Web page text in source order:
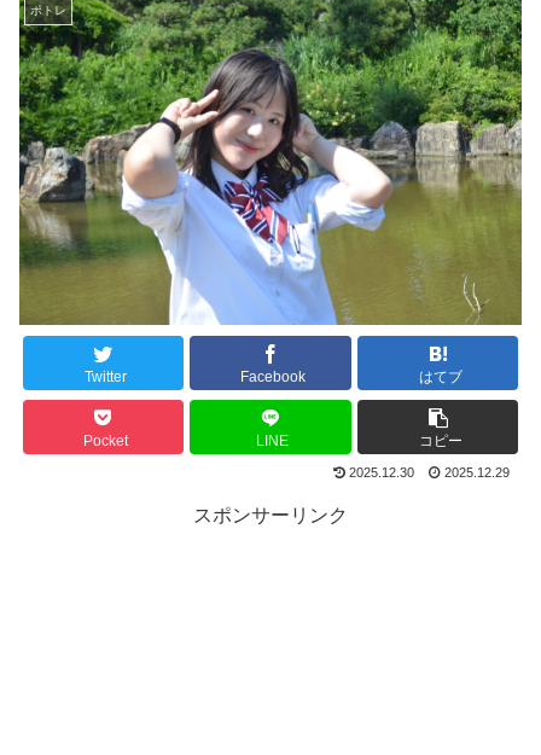
ポトレ
Twitter Facebook はてブ
Pocket LINE コピー
2025.12.30 2025.12.29
スポンサーリンク